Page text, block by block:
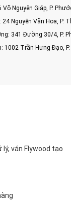
Võ Nguyên Giáp, P.
24 Nguyễn Văn Hoa, P.
341 Đường 30/4, P.
1002 Trần Hưng Đạo,
lý, ván Flywood tạo